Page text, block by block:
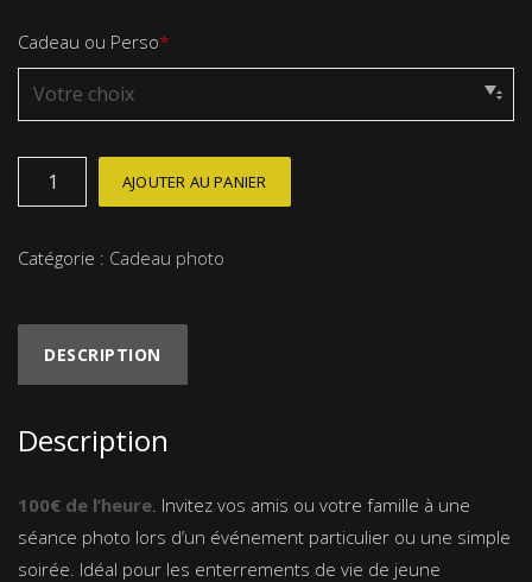
Cadeau ou Perso*
quantité
de
/
AJOUTER AU PANIER
Catégorie : Cadeau photo
DESCRIPTION
Description
100€ de l’heure . Invitez vos amis ou votre famille à une
séance photo lors d’un événement particulier ou une simple
soirée. Idéal pour les enterrements de vie de jeune